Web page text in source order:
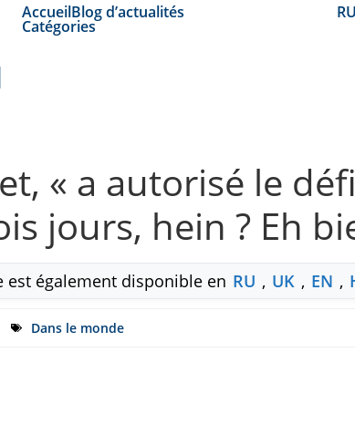
AccueilBlog d’actualités
Catégories
RU
« a autorisé le
jours, hein ? Eh
est également disponible en RU , UK , EN ,
Dans le monde